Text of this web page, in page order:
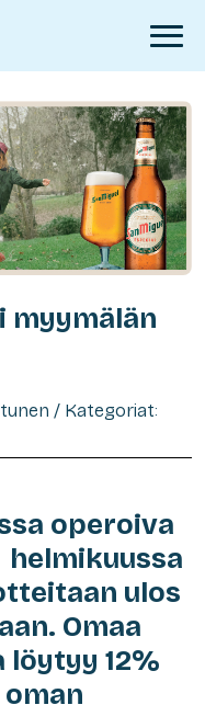
myymälän
/ Kategoriat:
operoiva
ulos
Omaa
12%